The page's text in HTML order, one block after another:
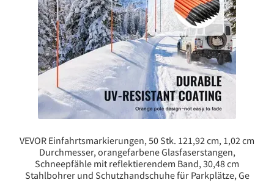
VEVOR Einfahrtsmarkierungen, 50 Stk. 121,92 cm, 1,02 cm
Durchmesser, orangefarbene Glasfaserstangen,
Schneepfähle mit reflektierendem Band, 30,48 cm
Stahlbohrer und Schutzhandschuhe für Parkplätze, Ge